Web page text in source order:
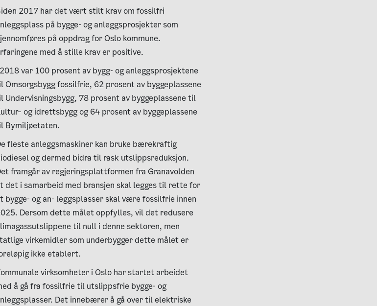
2017 har det vært stilt krav om fossilfri
på bygge- og anleggsprosjekter som
på oppdrag for Oslo kommune.
med å stille krav er positive.
var 100 prosent av bygg- og anleggsprosjektene
Omsorgsbygg fossilfrie, 62 prosent av byggeplassene
Undervisningsbygg, 78 prosent av byggeplassene til
og idrettsbygg og 64 prosent av byggeplassene
Bymiljøetaten.
fleste anleggsmaskiner kan bruke bærekraftig
og dermed bidra til rask utslippsreduksjon.
framgår av regjeringsplattformen fra Granavolden
det i samarbeid med bransjen skal legges til rette for
bygge- og an- leggsplasser skal være fossilfrie innen
Dersom dette målet oppfylles, vil det redusere
til null i denne sektoren, men
virkemidler som underbygger dette målet er
ikke etablert.
virksomheter i Oslo har startet arbeidet
å gå fra fossilfrie til utslippsfrie bygge- og
Det innebærer å gå over til elektriske